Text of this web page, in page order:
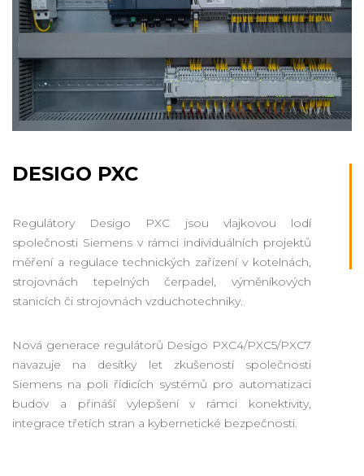
DESIGO PXC
Regulátory Desigo PXC jsou vlajkovou lodí
společnosti Siemens v rámci individuálních projektů
měření a regulace technických zařízení v kotelnách,
strojovnách tepelných čerpadel, výměníkových
stanicích či strojovnách vzduchotechniky.
Nová generace regulátorů Desigo PXC4/PXC5/PXC7
navazuje na desítky let zkušeností společnosti
Siemens na poli řídicích systémů pro automatizaci
budov a přináší vylepšení v rámci konektivity,
integrace třetích stran a kybernetické bezpečnosti.